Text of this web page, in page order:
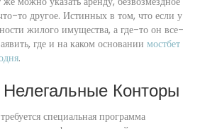
то другое. Истинных в том, что если у
жилого имущества, а где-то он все-
где и на каком основании мостбет
.
Конторы
специальная программа